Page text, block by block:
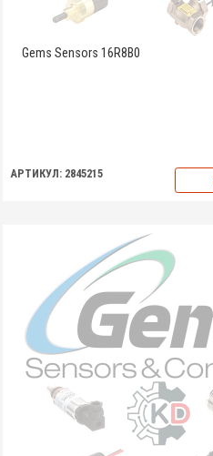
Gems Sensors 16R8B0
АРТИКУЛ: 2845215